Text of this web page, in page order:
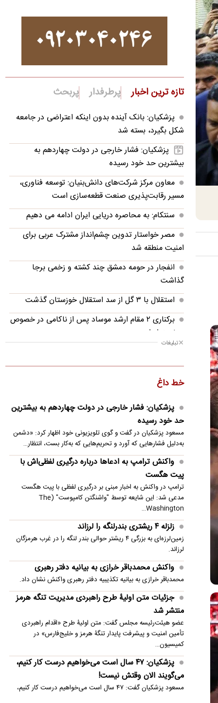
تازه ترین اخبار پرطرفدار پربحث
پزشکیان: بانک آینده بدون اینکه اعتراضی در جامعه
شکل بگیرد، بسته شد
پزشکیان: فشار خارجی در دولت چهاردهم به
بیشترین حد خود رسیده
معاون مرکز شرکت‌های دانش‌بنیان: توسعه فناوری،
مسیر رقابت‌پذیری صنعت قطعه‌سازی است
سنتکام: به محاصره دریایی ایران ادامه می دهیم
مصر خواستار تدوین چشم‌انداز مشترک عربی برای
امنیت منطقه شد
انفجار در حومه دمشق چند کشته و زخمی برجا
گذاشت
استقلال با ۳ گل از سد استقلال خوزستان گذشت
برکناری ۲ مقام ارشد موساد پس از ناکامی در خصوص
موضوع ایران
شد
انفجار اتوبوس بمب‌گذاری شده در منطقه
دروزی‌نشین دمشق
واکنش ترامپ به ادعاها درباره درگیری لفظی‌اش با
پیت هگست
درخواست حزب‌الله برای توقف گفت‌وگوهای لبنان با
اسرائیل
روایت العربیه از جزئیات توافق ایران و مسقط بر سر
تنگه هرمز
چرا مخاطب دیگر حوصله سریال ۳۰ قسمتی ندارد؟
تبلیغات
خط داغ
پزشکیان: فشار خارجی در دولت چهاردهم به بیشترین
حد خود رسیده
مسعود پزشکیان در گفت و گوی تلویزیونی خود اظهار کرد: «دشمن
به‌دلیل فشارهایی که آورد و تحریم‌هایی که به‌کار بست، انتظار…
واکنش ترامپ به ادعاها درباره درگیری لفظی‌اش با
پیت هگست
ترامپ در واکنش به اخبار مبنی بر درگیری لفظی با پیت هگست
مدعی شد: این شایعه توسط "واشنگتن کامپوست" (The
Washington…
زلزله ۴ ریشتری بندرلنگه را لرزاند
زمین‌لرزه‌ای به بزرگی ۴ ریشتر حوالی بندر لنگه را در غرب هرمزگان
لرزاند.
واکنش محمدباقر خرازی به بیانیه دفتر رهبری
محمدباقر خرازی به بیانیه تکذیبیه دفتر رهبری واکنش نشان داد.
جزئیات متن اولیۀ طرح راهبردی مدیریت تنگه هرمز
منتشر شد
عضو هیئت‌رئیسه مجلس گفت: متن اولیۀ طرح «اقدام راهبردی
تأمین امنیت و پیشرفت پایدار تنگۀ هرمز و خلیج‌فارس» در
کمیسیون…
پزشکیان: ۴۷ سال است می‌خواهیم درست کار کنیم،
می‌گویند الان وقتش نیست!
مسعود پزشکیان گفت: ۴۷ سال است می‌خواهیم درست کار کنیم،